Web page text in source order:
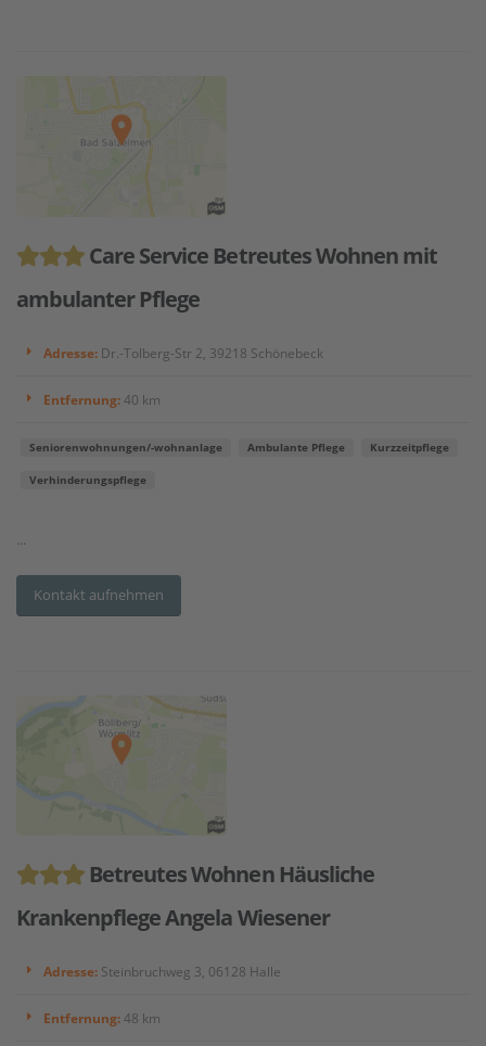
Care Service Betreutes Wohnen mit
ambulanter Pflege
Adresse: Dr.-Tolberg-Str 2, 39218 Schönebeck
Entfernung:40 km
Seniorenwohnungen/-wohnanlage Ambulante Pflege Kurzzeitpflege
Verhinderungspflege
...
Kontakt aufnehmen
Betreutes Wohnen Häusliche
Krankenpflege Angela Wiesener
Adresse: Steinbruchweg 3, 06128 Halle
Entfernung:48 km